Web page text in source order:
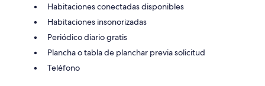
Habitaciones conectadas disponibles
Habitaciones insonorizadas
Periódico diario gratis
Plancha o tabla de planchar previa solicitud
Teléfono